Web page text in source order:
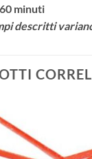
minuti
descritti